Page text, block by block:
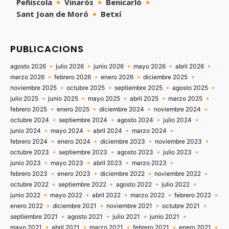
Sant Joan de Moró
Betxí
PUBLICACIONS
agosto 2026 julio 2026 junio 2026 mayo 2026
abril 2026
marzo 2026
febrero 2026 enero 2026
diciembre 2025
noviembre 2025
octubre 2025 septiembre 2025
agosto 2025
julio 2025
junio 2025 mayo 2025 abril 2025
marzo 2025
febrero 2025
enero 2025 diciembre 2024
noviembre 2024
octubre 2024
septiembre 2024 agosto 2024
julio 2024
junio 2024
mayo 2024 abril 2024
marzo 2024
febrero 2024
enero 2024 diciembre 2023
noviembre 2023
octubre 2023
septiembre 2023 agosto 2023
julio 2023
junio 2023
mayo 2023 abril 2023
marzo 2023
febrero 2023
enero 2023 diciembre 2022
noviembre 2022
octubre 2022
septiembre 2022 agosto 2022
julio 2022
junio 2022
mayo 2022 abril 2022 marzo 2022
febrero 2022
enero 2022
diciembre 2021 noviembre 2021
octubre 2021
septiembre 2021
agosto 2021 julio 2021
junio 2021
mayo 2021
abril 2021 marzo 2021 febrero 2021 enero 2021